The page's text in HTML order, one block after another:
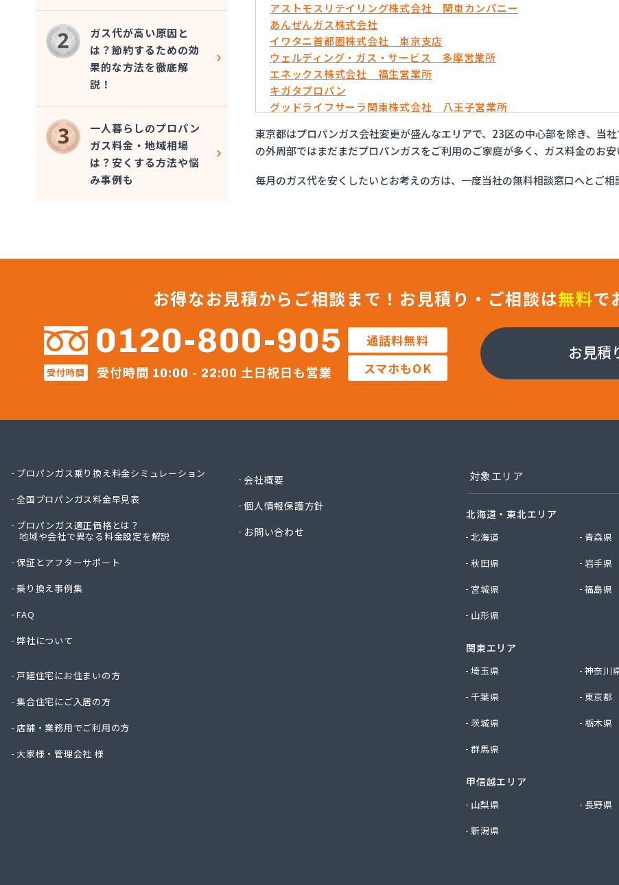
アストモスリテイリング株式会社 関東カンパニー
あんぜんガス株式会社
イワタニ首都圏株式会社 東京支店
ウェルディング・ガス・サービス 多摩営業所
エネックス株式会社 福生営業所
キガタプロパン
グッドライフサーラ関東株式会社 八王子営業所
トモプロ株式会社
とんや木下産業有限会社
フジオックス株式会社 東京営業所
ふじや大久保商店
マルヰガス東京株式会社
ミナミ油化株式会社
ミライフ株式会社 城東店
ヤオキン商事株式会社
やまはちプロパン株式会社
リビングプラザあいかわ
芦川商事株式会社
井上商店
磯商店
羽田酸素株式会社
東京都はプロパンガス会社変更が盛んなエリアで、23区の中心部を除き、当
の外周部ではまだまだプロパンガスをご利用のご家庭が多く、ガス料金のお安
毎月のガス代を安くしたいとお考えの方は、一度当社の無料相談窓口へとご相
ガス代が高い原因と
は？節約するための効
果的な方法を徹底解
説！
一人暮らしのプロパン
ガス料金・地域相場
は？安くする方法や悩
み事例も
お得なお見積からご相談まで！ お見積り・ご相談は無料で
0120-800-905
受付時間 受付時間 10:00 - 22:00 土日祝日も営業
通話料無料
スマホもOK
お見積
プロパンガス乗り換え料金シミュレーション
全国プロパンガス料金早見表
プロパンガス適正価格とは？
地域や会社で異なる料金設定を解説
保証とアフターサポート
乗り換え事例集
FAQ
弊社について
戸建住宅にお住まいの方
集合住宅にご入居の方
店舗・業務用でご利用の方
大家様・管理会社 様
会社概要
個人情報保護方針
お問い合わせ
対象エリア
北海道・東北エリア
北海道
青森県
秋田県
岩手県
宮城県
福島県
山形県
関東エリア
埼玉県
神奈川
千葉県
東京都
茨城県
栃木県
群馬県
甲信越エリア
山梨県
長野県
新潟県